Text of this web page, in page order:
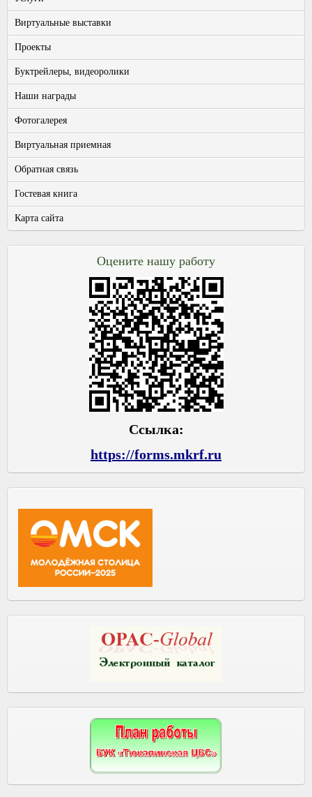
Виртуальные выставки
Проекты
Буктрейлеры, видеоролики
Наши награды
Фотогалерея
Виртуальная приемная
Обратная связь
Гостевая книга
Карта сайта
Оцените нашу работу
Ссылка:
https://forms.mkrf.ru